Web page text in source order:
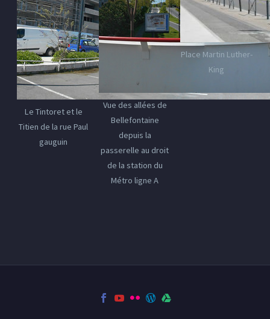
Le Tintoret et le
Titien de la rue Paul
gauguin
Vue des allées de
Bellefontaine
depuis la
passerelle au droit
de la station du
Métro ligne A
Place Martin Luther-
King